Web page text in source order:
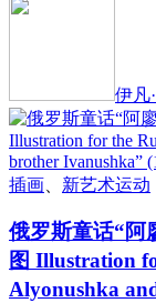
伊凡
插画 新艺术运动
俄罗斯童话“阿
图 Illustration
Alyonushka